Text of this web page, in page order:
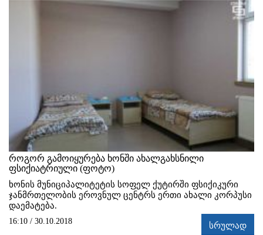
როგორ გამოიყურება ხონში ახალგახსნილი
ფსიქიატრიული (ფოტო)
ხონის მუნიციპალიტეტის სოფელ ქუტირში ფსიქიკური
ჯანმრთელობის ეროვნულ ცენტრს ერთი ახალი კორპუსი
დაემატება.
16:10 / 30.10.2018 სრულად